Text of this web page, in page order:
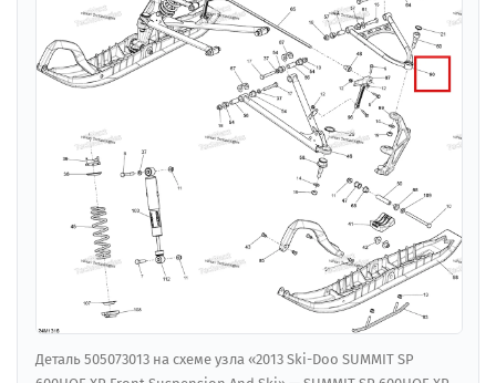
Деталь 505073013 на схеме узла «2013 Ski-Doo SUMMIT SP